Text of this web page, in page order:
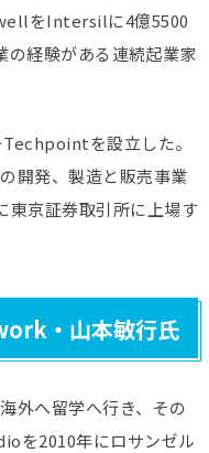
をIntersilに4億5500
の経験がある連続起業家
を設立した。
開発、製造と販売事業
京証券取引所に上場す
・山本敏行氏
外へ留学へ行き、その
を2010年にロサンゼル